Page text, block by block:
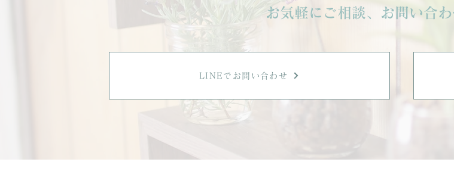
ました。」
お気軽にご相談、お問い合わ
LINEでお問い合わせ